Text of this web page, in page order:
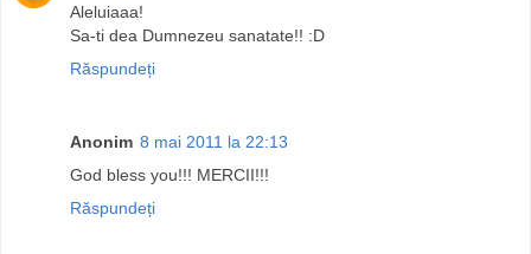
Aleluiaaa!
Sa-ti dea Dumnezeu sanatate!! :D
Răspundeți
Anonim 8 mai 2011 la 22:13
God bless you!!! MERCII!!!
Răspundeți